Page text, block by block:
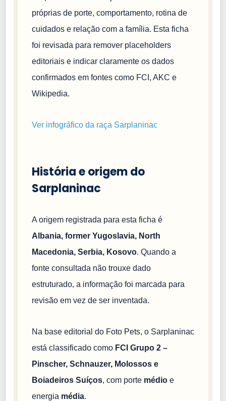
próprias de porte, comportamento, rotina de
cuidados e relação com a família. Esta ficha
foi revisada para remover placeholders
editoriais e indicar claramente os dados
confirmados em fontes como FCI, AKC e
Wikipedia.
Ver infográfico da raça Sarplaninac
História e origem do
Sarplaninac
A origem registrada para esta ficha é
Albania, former Yugoslavia, North
Macedonia, Serbia, Kosovo. Quando a
fonte consultada não trouxe dado
estruturado, a informação foi marcada para
revisão em vez de ser inventada.
Na base editorial do Foto Pets, o Sarplaninac
está classificado como FCI Grupo 2 –
Pinscher, Schnauzer, Molossos e
Boiadeiros Suíços, com porte médio e
energia média.